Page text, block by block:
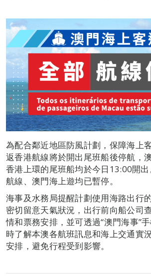
為配合鄰近地區防風計劃，保障海上
返香港航線將於開出尾班船後停航，
香港上環的尾班船均於今日13:00開
航線、澳門海上遊均已暫停。
海事及水務局提醒計劃使用海路出行
密切留意天氣狀況，出行前向船公司
情和票務安排，並可透過“澳門海事”
時了解本澳各航班訊息和海上交通實
安排，避免行程受到影響。